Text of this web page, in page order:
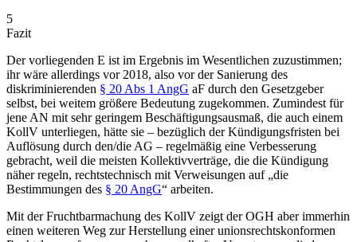
5
Fazit
Der vorliegenden E ist im Ergebnis im Wesentlichen zuzustimmen;
ihr wäre allerdings vor 2018, also vor der Sanierung des
diskriminierenden § 20 Abs 1 AngG aF durch den Gesetzgeber
selbst, bei weitem größere Bedeutung zugekommen. Zumindest für
jene AN mit sehr geringem Beschäftigungsausmaß, die auch einem
KollV unterliegen, hätte sie – bezüglich der Kündigungsfristen bei
Auflösung durch den/die AG – regelmäßig eine Verbesserung
gebracht, weil die meisten Kollektivverträge, die die Kündigung
näher regeln, rechtstechnisch mit Verweisungen auf „die
Bestimmungen des § 20 AngG“ arbeiten.
Mit der Fruchtbarmachung des KollV zeigt der OGH aber immerhin
einen weiteren Weg zur Herstellung einer unionsrechtskonformen